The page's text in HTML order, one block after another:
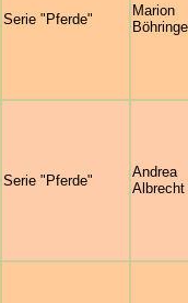
Serie "Pferde"
Marion
Serie "Pferde"
Andrea
Albrecht